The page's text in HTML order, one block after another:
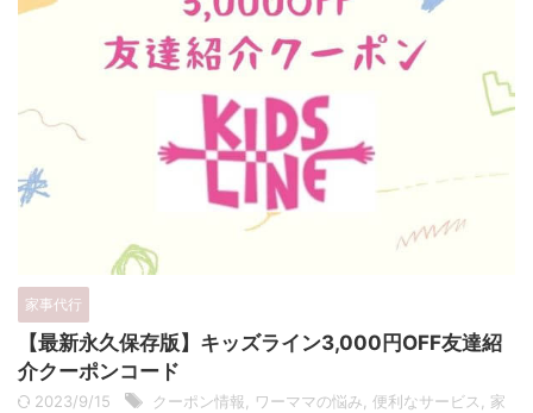
家事代行
【最新永久保存版】キッズライン3,000円OFF友達紹
介クーポンコード
2023/9/15 クーポン情報 ワーママの悩み 便利なサービス
家